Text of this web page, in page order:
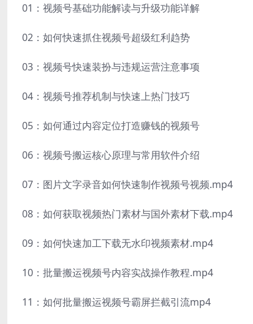
01：视频号基础功能解读与升级功能详解
02：如何快速抓住视频号超级红利趋势
03：视频号快速装扮与违规运营注意事项
04：视频号推荐机制与快速上热门技巧
05：如何通过内容定位打造赚钱的视频号
06：视频号搬运核心原理与常用软件介绍
07：图片文字录音如何快速制作视频号视频.mp4
08：如何获取视频热门素材与国外素材下载.mp4
09：如何快速加工下载无水印视频素材.mp4
10：批量搬运视频号内容实战操作教程.mp4
11：如何批量搬运视频号霸屏拦截引流mp4